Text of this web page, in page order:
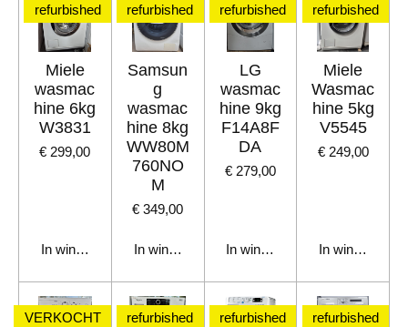
refurbished
Miele
wasmac
hine 6kg
W3831
€ 299,00
In winkelwagen
refurbished
Samsun
g
wasmac
hine 8kg
WW80M
760NO
M
€ 349,00
In winkelwagen
refurbished
LG
wasmac
hine 9kg
F14A8F
DA
€ 279,00
In winkelwagen
refurbished
Miele
Wasmac
hine 5kg
V5545
€ 249,00
In
VERKOCHT refurbished refurbished refurbished